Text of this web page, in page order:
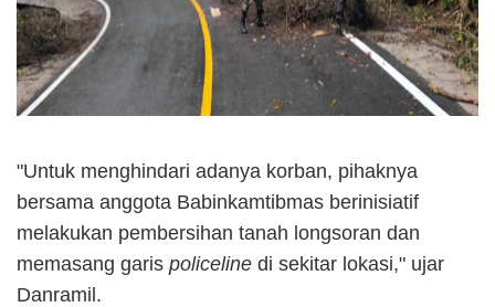
"Untuk menghindari adanya korban, pihaknya
bersama anggota Babinkamtibmas berinisiatif
melakukan pembersihan tanah longsoran dan
memasang garis policeline di sekitar lokasi," ujar
Danramil.